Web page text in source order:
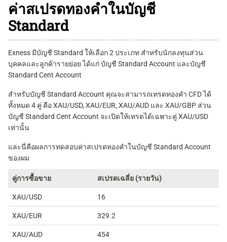
ค่าสเปรดทองคำในบัญชี
Standard
Exness มีบัญชี Standard ให้เลือก 2 ประเภท สำหรับนักลงทุนส่วน
บุคคลและลูกค้ารายย่อย ได้แก่ บัญชี Standard Account และบัญชี
Standard Cent Account
สำหรับบัญชี Standard Account คุณจะสามารถเทรดทองคำ CFD ได้
ทั้งหมด 4 คู่ คือ XAU/USD, XAU/EUR, XAU/AUD และ XAU/GBP ส่วน
บัญชี Standard Cent Account จะเปิดให้เทรดได้เฉพาะคู่ XAU/USD
เท่านั้น
และนี่คือผลการทดสอบค่าสเปรดทองคำในบัญชี Standard Account
ของผม
คู่การซื้อขาย สเปรดเฉลี่ย (รายวัน)
XAU/USD 16
XAU/EUR 329.2
XAU/AUD 454